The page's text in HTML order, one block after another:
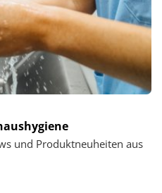
und Produktneuheiten aus